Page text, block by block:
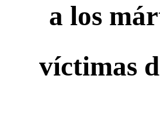
a los
víctimas